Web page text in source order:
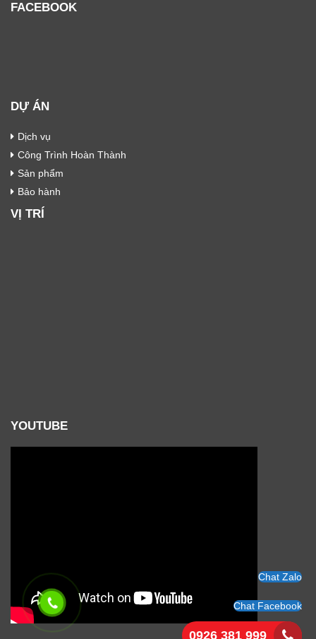
FACEBOOK
DỰ ÁN
Dịch vụ
Công Trình Hoàn Thành
Sản phẩm
Bảo hành
VỊ TRÍ
YOUTUBE
Chat Zalo
Chat Facebook
0926 381 999